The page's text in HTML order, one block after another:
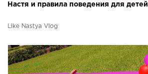
Настя и правила поведения для детей
Like Nastya Vlog